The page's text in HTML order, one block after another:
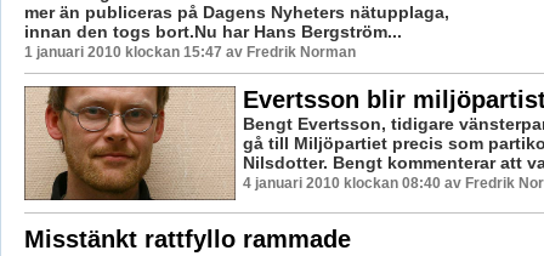
mer än publiceras på Dagens Nyheters nätupplaga,
innan den togs bort.Nu har Hans Bergström...
1 januari 2010 klockan 15:47 av Fredrik Norman
Evertsson blir
Bengt Evertsson, tidigare
gå till Miljöpartiet precis som
Nilsdotter. Bengt kommenterar att
4 januari 2010 klockan 08:40 av Fredrik
Misstänkt rattfyllo rammade